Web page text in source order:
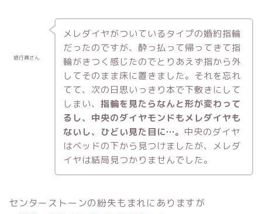
銀行員さん
メレダイヤがついているタイプの婚約指輪
だったのですが、酔っ払って帰ってきて指
輪がきつく感じたのでとりあえず指から外
してそのまま床に置きました。それを忘れ
てて、次の日思いっきり本で下敷きにして
しまい、 指輪を見たらなんと形が変わって
るし、中央のダイヤモンドもメレダイヤも
ないし、ひどい見た目に…。 中央のダイヤ
はベッドの下から見つけましたが、メレダ
イヤは結局見つかりませんでした。
センターストーンの紛失もまれにありますが